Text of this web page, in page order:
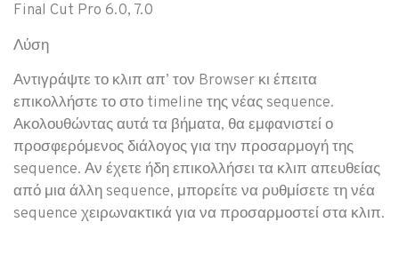
Final Cut Pro 6.0, 7.0
Λύση
Αντιγράψτε το κλιπ απ’ τον Browser κι έπειτα
επικολλήστε το στο timeline της νέας sequence.
Ακολουθώντας αυτά τα βήματα, θα εμφανιστεί ο
προσφερόμενος διάλογος για την προσαρμογή της
sequence. Αν έχετε ήδη επικολλήσει τα κλιπ απευθείας
από μια άλλη sequence, μπορείτε να ρυθμίσετε τη νέα
sequence χειρωνακτικά για να προσαρμοστεί στα κλιπ.